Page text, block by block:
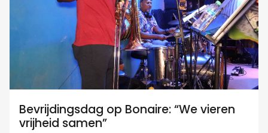
Bevrijdingsdag op Bonaire: “We vieren
vrijheid samen”